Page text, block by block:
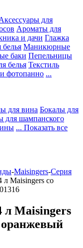
для
Ароматы для
и дачи Глажка
Маникюрные
баки Пепельницы
белья Текстиль
фотопанно ...
для вина Бокалы для
для шампанского
... Показать все
-Maisingers-Серия
Maisingers со
Maisingers